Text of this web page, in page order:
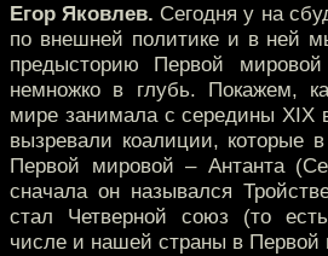
Егор Яковлев. Сегодня у на
по внешней политике и в ней
предысторию Первой
немножко в глубь. Покажем,
мире занимала с середины XIX
вызревали коалиции, которые
Первой мировой – Антанта
сначала он назывался
стал Четверной союз (то
числе и нашей страны в Первой